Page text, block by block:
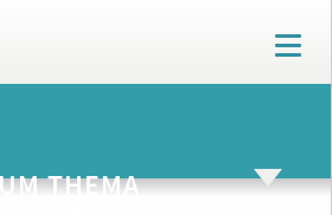
T
o
g
n
THEMA